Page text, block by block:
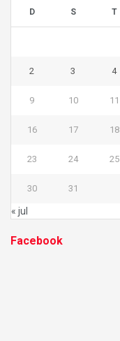
D S T
2 3 4
9 10 11
16 17 18
23 24 25
30 31
« jul
Facebook